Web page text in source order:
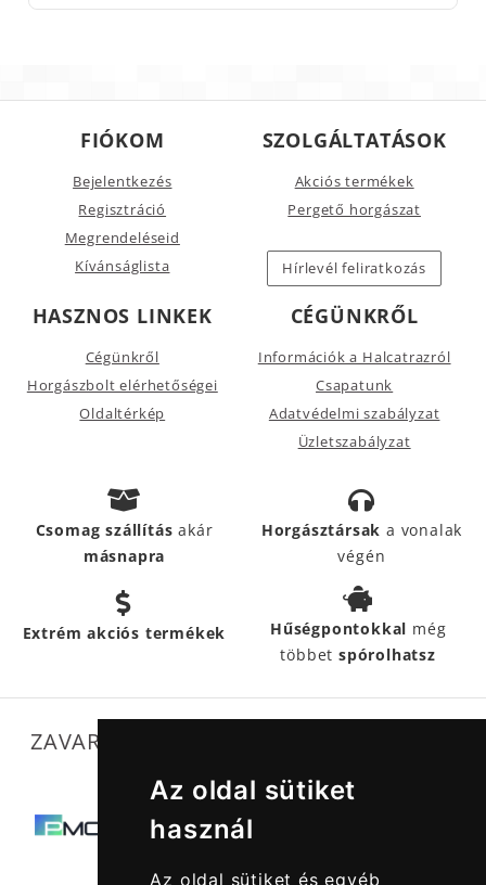
Az oldal sütiket
használ
Az oldal sütiket és egyéb
FIÓKOM
Bejelentkezés
Regisztráció
Megrendeléseid
Kívánságlista
SZOLGÁLTATÁSOK
Akciós termékek
Pergető horgászat
Hírlevél feliratkozás
HASZNOS LINKEK
Cégünkről
Horgászbolt elérhetőségei
Oldaltérkép
CÉGÜNKRŐL
Információk a Halcatrazról
Csapatunk
Adatvédelmi szabályzat
Üzletszabályzat
Csomag szállításakár
másnapra
Horgásztársak a vonalak
végén
Extrém akciós termékek Hűségpontokkal még
többetspórolhatsz
ZAVARTALAN MŰKÖDÉSÜNKET SEGÍTIK